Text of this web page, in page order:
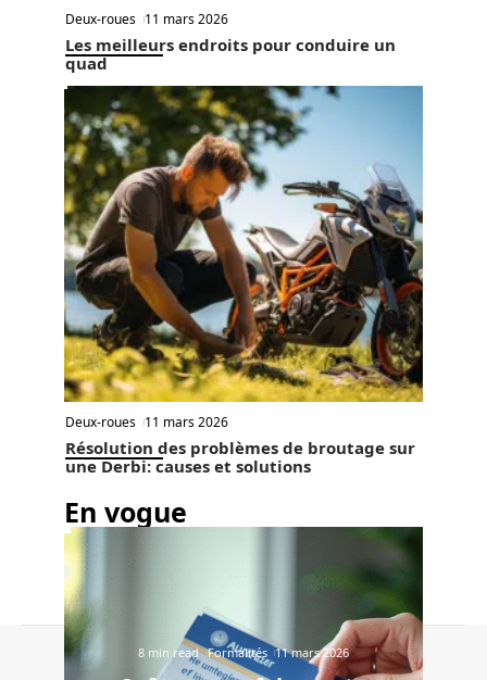
Deux-roues 11 mars 2026
Les meilleurs endroits pour conduire un
quad
Deux-roues 11 mars 2026
Résolution des problèmes de broutage sur
une Derbi: causes et solutions
En vogue
8 min read Formalités 11 mars 2026
Contact Mentions Légales Sitemap